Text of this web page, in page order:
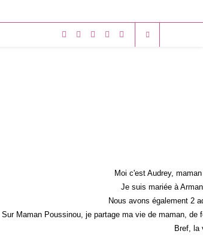
Moi c'est Audrey,
Je suis mariée à
Nous avons également 2
Sur Maman Poussinou, je partage ma vie de maman,
Bref, la